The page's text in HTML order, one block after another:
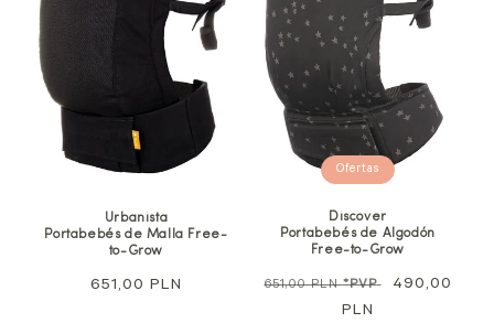
Urbanista
Portabebés de Malla Free-
to-Grow
Precio
651,00 PLN
Ofertas
Discover
Portabebés de Algodón
Free-to-Grow
Precio
651,00 PLN*PVP
Precio
490,00
PLN